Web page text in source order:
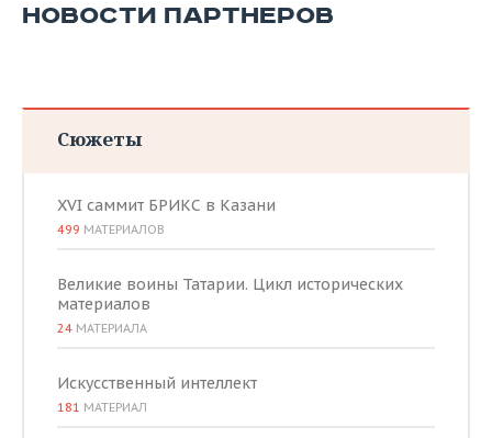
НОВОСТИ ПАРТНЕРОВ
Сюжеты
XVI саммит БРИКС в Казани
499 МАТЕРИАЛОВ
Великие воины Татарии. Цикл исторических
материалов
24 МАТЕРИАЛА
Искусственный интеллект
181 МАТЕРИАЛ